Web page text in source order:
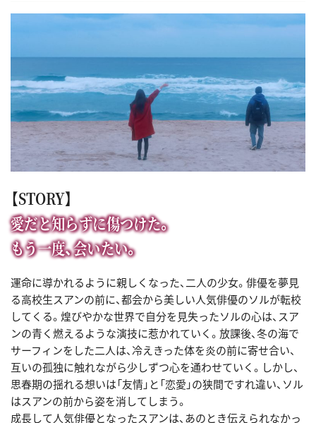
【STORY】
愛だと知らずに傷つけた。
もう一度、会いたい。
運命に導かれるように親しくなった、二人の少女。俳優を夢見
る高校生スアンの前に、都会から美しい人気俳優のソルが転校
してくる。煌びやかな世界で自分を見失ったソルの心は、スア
ンの青く燃えるような演技に惹かれていく。放課後、冬の海で
サーフィンをした二人は、冷えきった体を炎の前に寄せ合い、
互いの孤独に触れながら少しずつ心を通わせていく。しかし、
思春期の揺れる想いは「友情」と「恋愛」の狭間ですれ違い、ソル
はスアンの前から姿を消してしまう。
成長して人気俳優となったスアンは、あのとき伝えられなかっ